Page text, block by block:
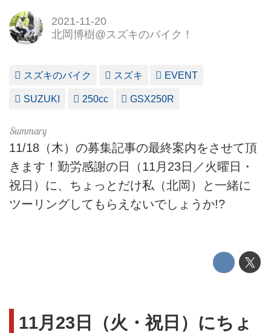
2021-11-20
北岡博樹@スズキのバイク！
スズキのバイク スズキ EVENT
SUZUKI 250cc GSX250R
11/18（木）の募集記事の最終案内をさせて頂
きます！勤労感謝の日（11月23日／火曜日・
祝日）に、ちょっとだけ私（北岡）と一緒に
ツーリングしてもらえないでしょうか!?
11月23日（火・祝日）にちょ